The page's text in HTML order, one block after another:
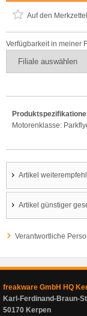
Auf den Merkzettel
Verfügbarkeit in meiner
Motorenklasse:
Artikel
Artikel günstiger
Verantwortliche
freakware GmbH HQ
Karl-Ferdinand-Braun-
50170 Kerpen